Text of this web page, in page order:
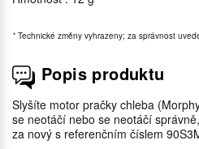
* Technické změny vyhrazeny; za správnost
Popis produktu
Slyšíte motor pračky chleba
se neotáčí nebo se neotáčí
za nový s referenčním číslem